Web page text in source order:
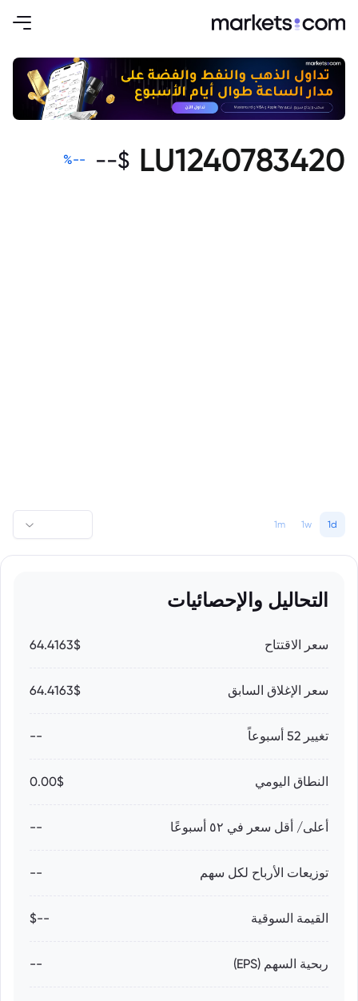
LU1240783420
$
--
--
%
1d
1w
1m
التحاليل والإحصائيات
سعر الاقتتاح 64.4163$
سعر الإغلاق السابق 64.4163$
تغيير 52 أسبوعاً --
النطاق اليومي 0.00$
أعلى/ أقل سعر في ٥٢ أسبوعًا --
توزيعات الأرباح لكل سهم --
القيمة السوقية --$
ربحية السهم (EPS) --